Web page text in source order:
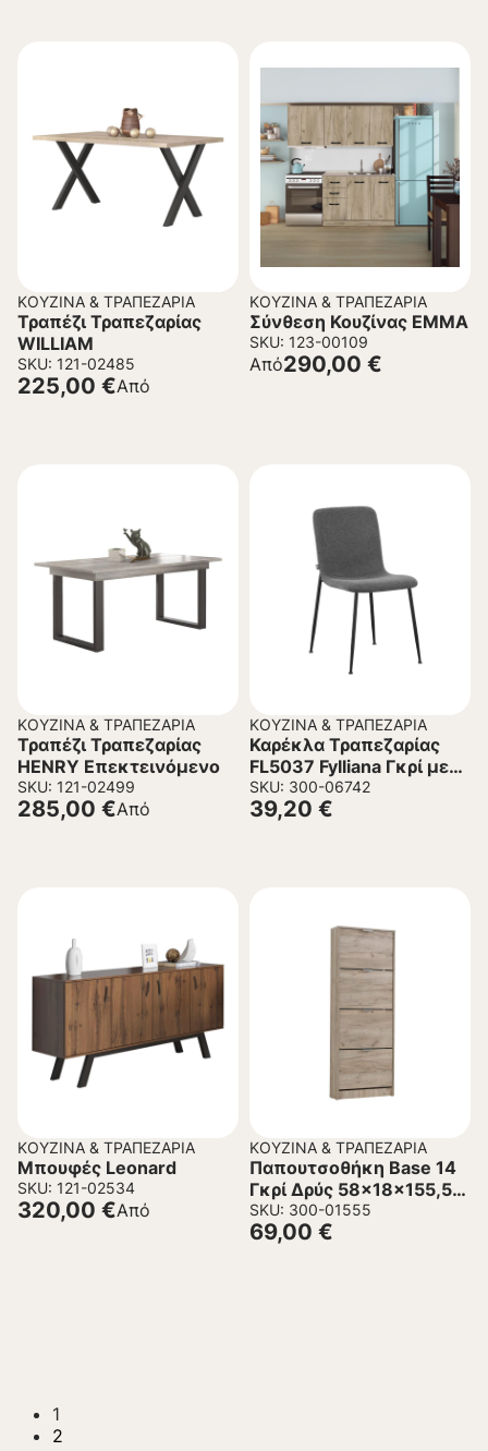
ΚΟΥΖΊΝΑ & ΤΡΑΠΕΖΑΡΊΑ
Τραπέζι Τραπεζαρίας
WILLIAM
SKU: 121-02485
Από
225,00 €
ΚΟΥΖΊΝΑ & ΤΡΑΠΕΖΑΡΊΑ
Σύνθεση Κουζίνας EMMA
SKU: 123-00109
290,00 €
Από
ΚΟΥΖΊΝΑ & ΤΡΑΠΕΖΑΡΊΑ
Τραπέζι Τραπεζαρίας
HENRY Επεκτεινόμενο
SKU: 121-02499
Από
285,00 €
ΚΟΥΖΊΝΑ & ΤΡΑΠΕΖΑΡΊΑ
Καρέκλα Τραπεζαρίας
FL5037 Fylliana Γκρί με
Μεταλλικά πόδια
56x43x83 εκ.
SKU: 300-06742
39,20 €
ΚΟΥΖΊΝΑ & ΤΡΑΠΕΖΑΡΊΑ
Μπουφές Leonard
SKU: 121-02534
Από
320,00 €
ΚΟΥΖΊΝΑ & ΤΡΑΠΕΖΑΡΊΑ
Παπουτσοθήκη Base 14
Γκρί Δρύς 58x18x155,5
εκ.
SKU: 300-01555
69,00 €
1
2